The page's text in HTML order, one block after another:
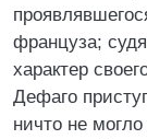
француза;
характер
Дефаго
ничто не